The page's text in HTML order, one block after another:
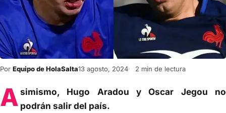
Por Equipo de HolaSalta13 agosto, 2024 2 min de lectura
Asimismo, Hugo Aradou y Oscar Jegou no
podrán salir del país.